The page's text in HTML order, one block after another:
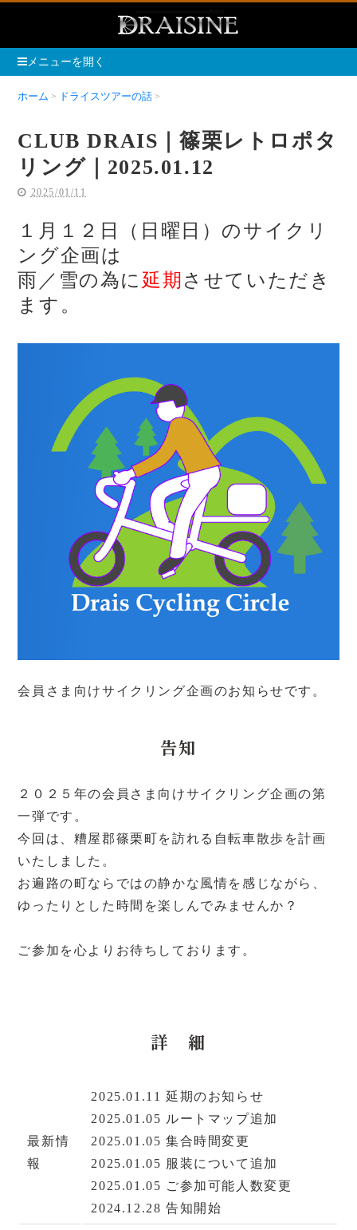
メニューを開く
ホーム ドライスツアーの話
CLUB DRAIS｜篠栗レトロポタ
リング｜2025.01.12
2025/01/11
１月１２日（日曜日）のサイクリ
ング企画は
雨／雪の為に 延期 させていただき
ます。
会員さま向けサイクリング企画のお知らせです。
告知
２０２５年の会員さま向けサイクリング企画の第
一弾です。
今回は、糟屋郡篠栗町を訪れる自転車散歩を計画
いたしました。
お遍路の町ならではの静かな風情を感じながら、
ゆったりとした時間を楽しんでみませんか？
ご参加を心よりお待ちしております。
詳 細
最新情
報
2025.01.11 延期のお知らせ
2025.01.05 ルートマップ追加
2025.01.05 集合時間変更
2025.01.05 服装について追加
2025.01.05 ご参加可能人数変更
2024.12.28 告知開始